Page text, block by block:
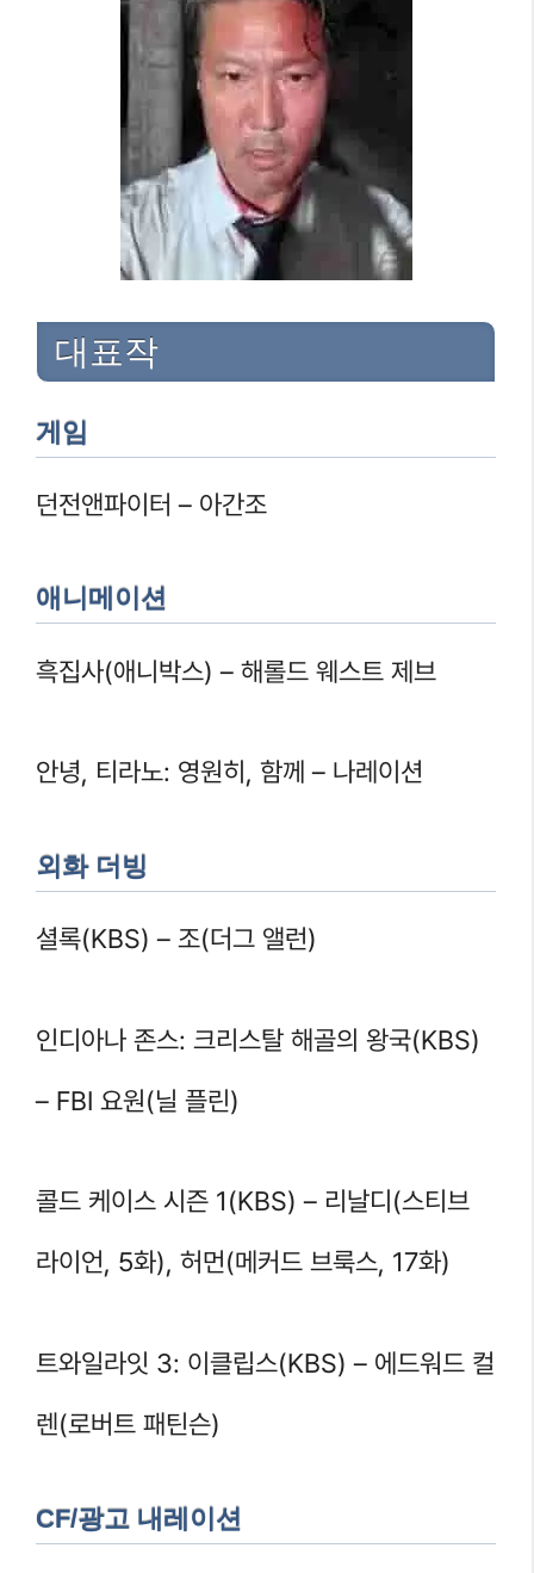
대표작
게임
던전앤파이터 – 아간조
애니메이션
흑집사(애니박스) – 해롤드 웨스트 제브
안녕, 티라노: 영원히, 함께 – 나레이션
외화 더빙
셜록(KBS) – 조(더그 앨런)
인디아나 존스: 크리스탈 해골의 왕국(KBS)
– FBI 요원(닐 플린)
콜드 케이스 시즌 1(KBS) – 리날디(스티브
라이언, 5화), 허먼(메커드 브룩스, 17화)
트와일라잇 3: 이클립스(KBS) – 에드워드 컬
렌(로버트 패틴슨)
CF/광고 내레이션